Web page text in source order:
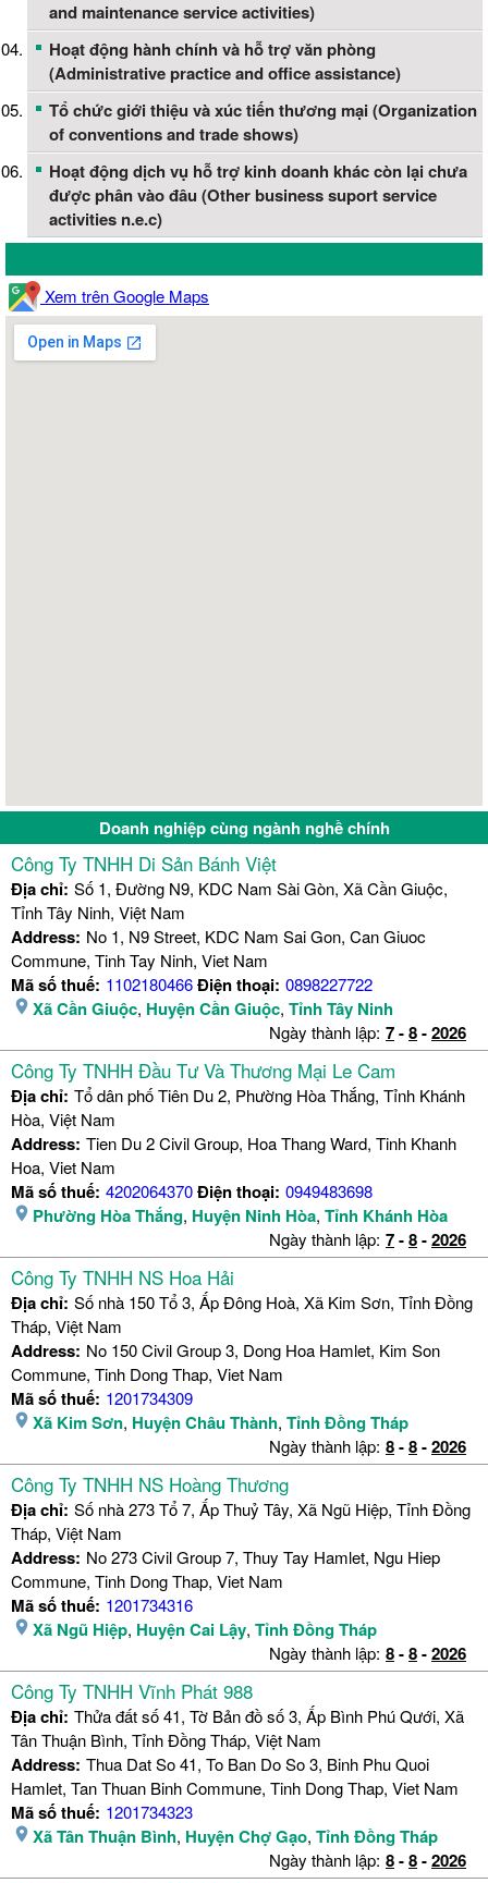
and maintenance service activities)
Hoạt động hành chính và hỗ trợ văn phòng
(Administrative practice and office assistance)
Tổ chức giới thiệu và xúc tiến thương mại (Organization
of conventions and trade shows)
Hoạt động dịch vụ hỗ trợ kinh doanh khác còn lại chưa
được phân vào đâu (Other business suport service
activities n.e.c)
Xem trên Google Maps
Doanh nghiệp cùng ngành nghề chính
Công Ty TNHH Di Sản Bánh Việt
Địa chỉ: Số 1, Đường N9, KDC Nam Sài Gòn, Xã Cần Giuộc,
Tỉnh Tây Ninh, Việt Nam
Address: No 1, N9 Street, KDC Nam Sai Gon, Can Giuoc
Commune, Tinh Tay Ninh, Viet Nam
Mã số thuế: 1102180466Điện thoại: 0898227722
Xã Cần Giuộc, Huyện Cần Giuộc, Tỉnh Tây Ninh
Ngày thành lập: 7-8-2026
Công Ty TNHH Đầu Tư Và Thương Mại Le Cam
Địa chỉ: Tổ dân phố Tiên Du 2, Phường Hòa Thắng, Tỉnh Khánh
Hòa, Việt Nam
Address: Tien Du 2 Civil Group, Hoa Thang Ward, Tinh Khanh
Hoa, Viet Nam
Mã số thuế: 4202064370Điện thoại: 0949483698
Phường Hòa Thắng, Huyện Ninh Hòa, Tỉnh Khánh Hòa
Ngày thành lập: 7-8-2026
Công Ty TNHH NS Hoa Hải
Địa chỉ: Số nhà 150 Tổ 3, Ấp Đông Hoà, Xã Kim Sơn, Tỉnh Đồng
Tháp, Việt Nam
Address: No 150 Civil Group 3, Dong Hoa Hamlet, Kim Son
Commune, Tinh Dong Thap, Viet Nam
Mã số thuế: 1201734309
Xã Kim Sơn, Huyện Châu Thành, Tỉnh Đồng Tháp
Ngày thành lập: 8-8-2026
Công Ty TNHH NS Hoàng Thương
Địa chỉ: Số nhà 273 Tổ 7, Ấp Thuỷ Tây, Xã Ngũ Hiệp, Tỉnh Đồng
Tháp, Việt Nam
Address: No 273 Civil Group 7, Thuy Tay Hamlet, Ngu Hiep
Commune, Tinh Dong Thap, Viet Nam
Mã số thuế: 1201734316
Xã Ngũ Hiệp, Huyện Cai Lậy, Tỉnh Đồng Tháp
Ngày thành lập: 8-8-2026
Công Ty TNHH Vĩnh Phát 988
Địa chỉ: Thửa đất số 41, Tờ Bản đồ số 3, Ấp Bình Phú Qưới, Xã
Tân Thuận Bình, Tỉnh Đồng Tháp, Việt Nam
Address: Thua Dat So 41, To Ban Do So 3, Binh Phu Quoi
Hamlet, Tan Thuan Binh Commune, Tinh Dong Thap, Viet Nam
Mã số thuế: 1201734323
Xã Tân Thuận Bình, Huyện Chợ Gạo, Tỉnh Đồng Tháp
Ngày thành lập: 8-8-2026